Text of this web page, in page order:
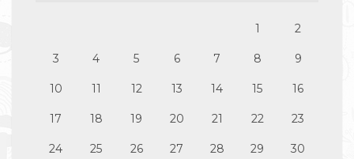
1 2
3 4 5 6 7 8 9
10 11 12 13 14 15 16
17 18 19 20 21 22 23
24 25 26 27 28 29 30